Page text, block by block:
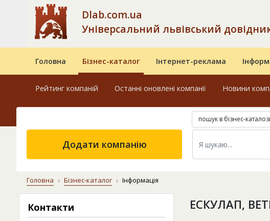
Dlab.com.ua
Універсальний львівський
Головна Бізнес-каталог Інтернет-реклама
Рейтинг компаній Останні оновлені компанії Новини
пошук в бізнес-каталозі
Додати компанію
Головна Бізнес-каталог Інформація
Контакти ЕСКУЛАП,